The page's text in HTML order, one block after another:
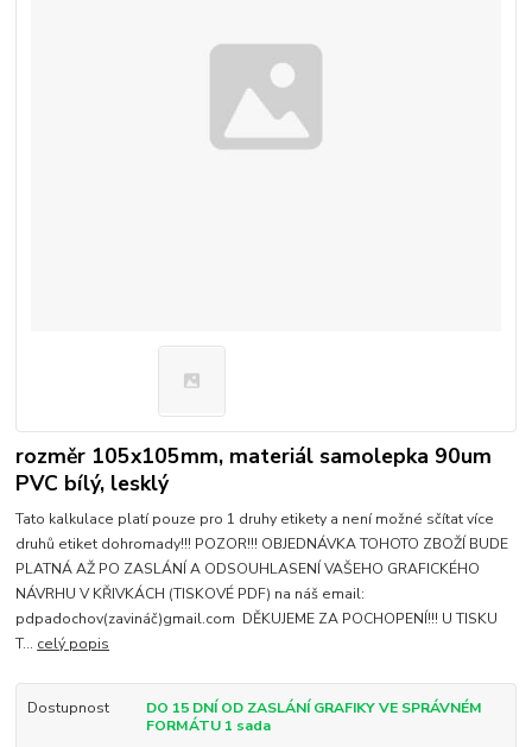
rozměr 105x105mm, materiál samolepka 90um
PVC bílý, lesklý
Tato kalkulace platí pouze pro 1 druhy etikety a není možné sčítat více
druhů etiket dohromady!!! POZOR!!! OBJEDNÁVKA TOHOTO ZBOŽÍ BUDE
PLATNÁ AŽ PO ZASLÁNÍ A ODSOUHLASENÍ VAŠEHO GRAFICKÉHO
NÁVRHU V KŘIVKÁCH (TISKOVÉ PDF) na náš email:
pdpadochov(zavináč)gmail.com DĚKUJEME ZA POCHOPENÍ!!! U TISKU
T... celý popis
Dostupnost
DO 15 DNÍ OD ZASLÁNÍ GRAFIKY VE SPRÁVNÉM
FORMÁTU 1 sada